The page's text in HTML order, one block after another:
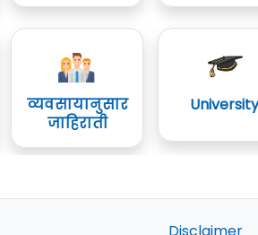
व्यवसायानुसार
जाहिराती